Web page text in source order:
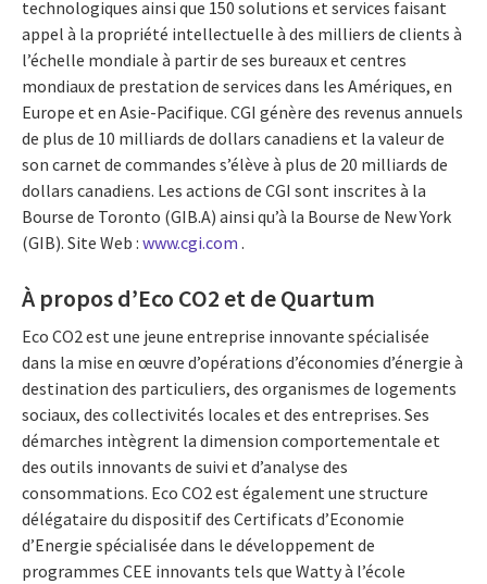
technologiques ainsi que 150 solutions et services faisant
appel à la propriété intellectuelle à des milliers de clients à
l’échelle mondiale à partir de ses bureaux et centres
mondiaux de prestation de services dans les Amériques, en
Europe et en Asie-Pacifique. CGI génère des revenus annuels
de plus de 10 milliards de dollars canadiens et la valeur de
son carnet de commandes s’élève à plus de 20 milliards de
dollars canadiens. Les actions de CGI sont inscrites à la
Bourse de Toronto (GIB.A) ainsi qu’à la Bourse de New York
(GIB). Site Web : www.cgi.com .
À propos d’Eco CO2 et de Quartum
Eco CO2 est une jeune entreprise innovante spécialisée
dans la mise en œuvre d’opérations d’économies d’énergie à
destination des particuliers, des organismes de logements
sociaux, des collectivités locales et des entreprises. Ses
démarches intègrent la dimension comportementale et
des outils innovants de suivi et d’analyse des
consommations. Eco CO2 est également une structure
délégataire du dispositif des Certificats d’Economie
d’Energie spécialisée dans le développement de
programmes CEE innovants tels que Watty à l’école